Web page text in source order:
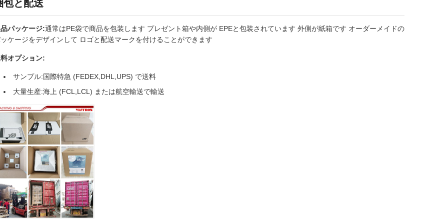
包と配送
パッケージ:通常はPE袋で商品を包装します プレゼント箱や内側が EPEと包装されています 外側が紙箱です オーダーメイドの
ケージをデザインして ロゴと配送マークを付けることができます
オプション:
サンプル:国際特急 (FEDEX,DHL,UPS) で送料
大量生産:海上 (FCL,LCL) または航空輸送で輸送